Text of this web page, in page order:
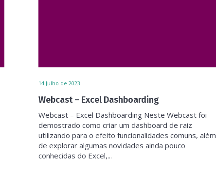
14 Julho de 2023
Webcast – Excel Dashboarding
Webcast – Excel Dashboarding Neste Webcast foi
demostrado como criar um dashboard de raiz
utilizando para o efeito funcionalidades comuns, além
de explorar algumas novidades ainda pouco
conhecidas do Excel,...